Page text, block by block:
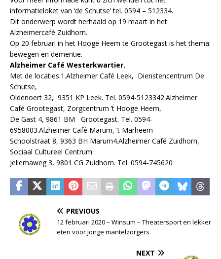
informatieloket van ‘de Schutse’ tel. 0594 – 512334.
Dit onderwerp wordt herhaald op 19 maart in het
Alzheimercafé Zuidhorn.
Op 20 februari in het Hooge Heem te Grootegast is het thema:
bewegen en dementie.
Alzheimer Café Westerkwartier.
Met de locaties:1.Alzheimer Café Leek, Dienstencentrum De
Schutse,
Oldenoert 32, 9351 KP Leek. Tel. 0594-5123342.Alzheimer
Café Grootegast, Zorgcentrum ’t Hooge Heem,
De Gast 4, 9861 BM Grootegast. Tel. 0594-
6958003.Alzheimer Café Marum, ’t Marheem
Schoolstraat 8, 9363 BH Marum4.Alzheimer Café Zuidhorn,
Sociaal Cultureel Centrum
Jellemaweg 3, 9801 CG Zuidhorn. Tel. 0594-745620
PREVIOUS
12 februari 2020 – Winsum – Theatersport en lekker
eten voor Jonge mantelzorgers
NEXT